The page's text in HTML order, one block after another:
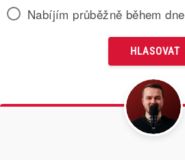
Nabíjím průběžně během dne